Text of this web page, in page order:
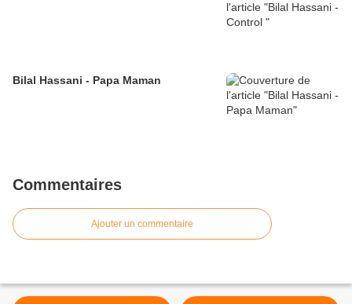
Bilal Hassani - Papa Maman
Commentaires
Ajouter un commentaire